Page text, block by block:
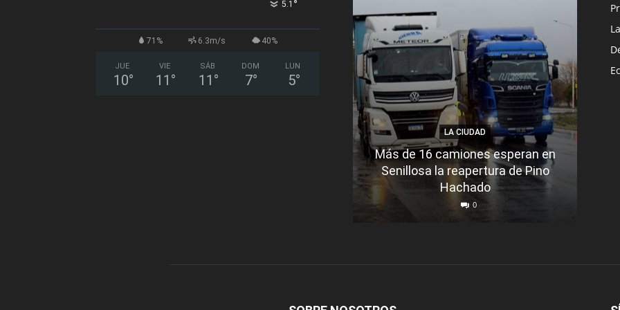
5.1 °
71% 6.3m/s 40%
JUE
10°
VIE
11 °
SÁB
11 °
DOM
7°
LUN
5°
LA CIUDAD
Más de 16 camiones esperan en
Senillosa la reapertura de Pino
Hachado
0